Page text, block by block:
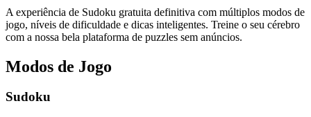
A experiência de Sudoku gratuita definitiva com múltiplos modos de
jogo, níveis de dificuldade e dicas inteligentes. Treine o seu cérebro
com a nossa bela plataforma de puzzles sem anúncios.
Modos de Jogo
Sudoku